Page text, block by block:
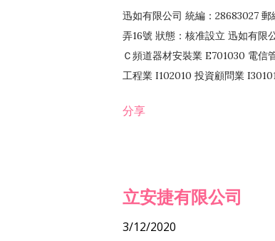
迅如有限公司 統編：28683027
弄16號 狀態：核准設立 迅如有限
Ｃ頻道器材安裝業 E701030 電
工程業 I102010 投資顧問業
務 F102030 菸酒批發業 F203020
分享
立安捷有限公司
3/12/2020